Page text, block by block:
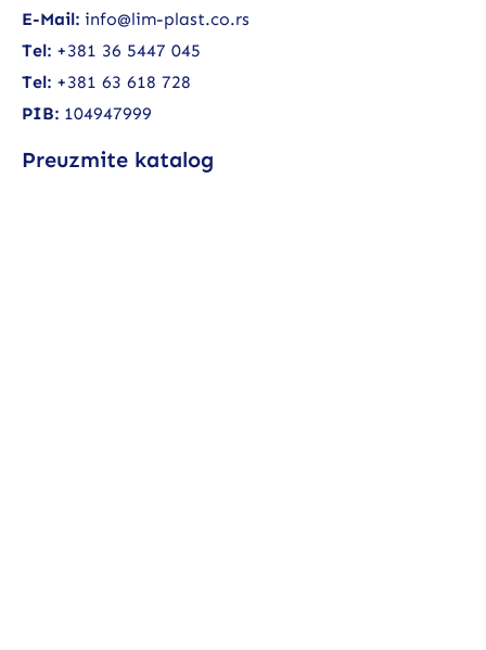
E-Mail: info@lim-plast.co.rs
Tel: +381 36 5447 045
Tel: +381 63 618 728
PIB: 104947999
Preuzmite katalog